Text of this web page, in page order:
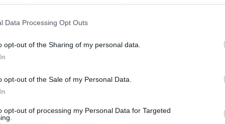
Data Processing Opt Outs
opt-out of the Sharing of my personal data.
opt-out of the Sale of my Personal Data.
opt-out of processing my Personal Data for Targeted
digital, financiado por las bibliotecas públicas,
asumir ningún tipo de coste.
biblioteca adscrita al sistema y solicitar
acceder a la plataforma desde cualquier
TV.